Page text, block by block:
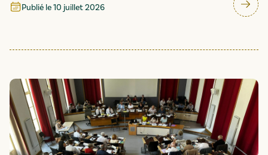
Publié le10 juillet 2026